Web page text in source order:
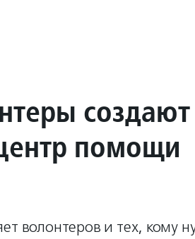
создают
помощи
волонтеров и тех, кому